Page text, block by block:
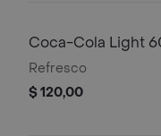
Coca-Cola Light
Refresco
$ 120,00